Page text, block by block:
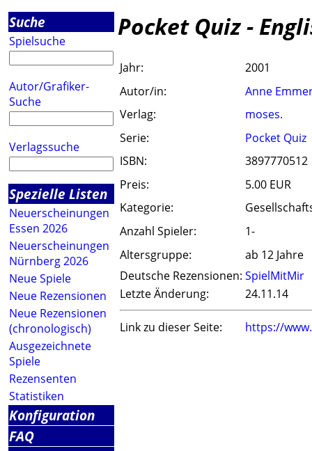
Suche
Spielsuche
Autor/Grafiker-
Suche
Verlagssuche
Spezielle Listen
Neuerscheinungen
Essen 2026
Neuerscheinungen
Nürnberg 2026
Neue Spiele
Neue Rezensionen
Neue Rezensionen
(chronologisch)
Ausgezeichnete
Spiele
Rezensenten
Statistiken
Konfiguration
FAQ
Pocket Quiz -
Jahr:
2001
Autor/in:
Anne
Verlag:
moses.
Serie:
Pocket Quiz
ISBN:
3897770512
Preis:
5.00 EUR
Kategorie:
Anzahl Spieler:
1-
Altersgruppe:
ab 12 Jahre
Deutsche Rezensionen: SpielMitMir
Letzte Änderung:
24.11.14
Link zu dieser Seite: https://